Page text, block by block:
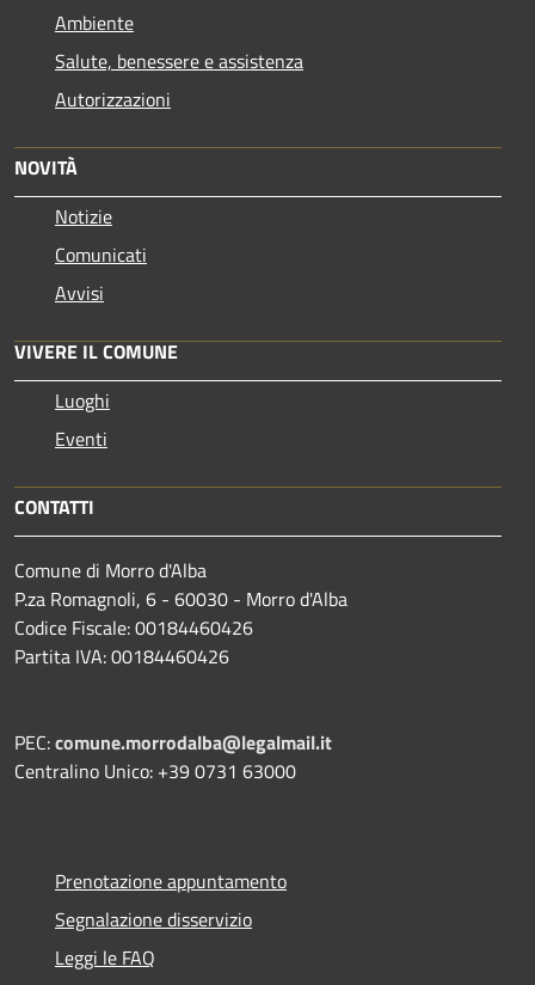
Ambiente
Salute, benessere e assistenza
Autorizzazioni
NOVITÀ
Notizie
Comunicati
Avvisi
VIVERE IL COMUNE
Luoghi
Eventi
CONTATTI
Comune di Morro d'Alba
P.za Romagnoli, 6 - 60030 - Morro d'Alba
Codice Fiscale: 00184460426
Partita IVA: 00184460426
PEC:comune.morrodalba@legalmail.it
Centralino Unico: +39 0731 63000
Prenotazione appuntamento
Segnalazione disservizio
Leggi le FAQ